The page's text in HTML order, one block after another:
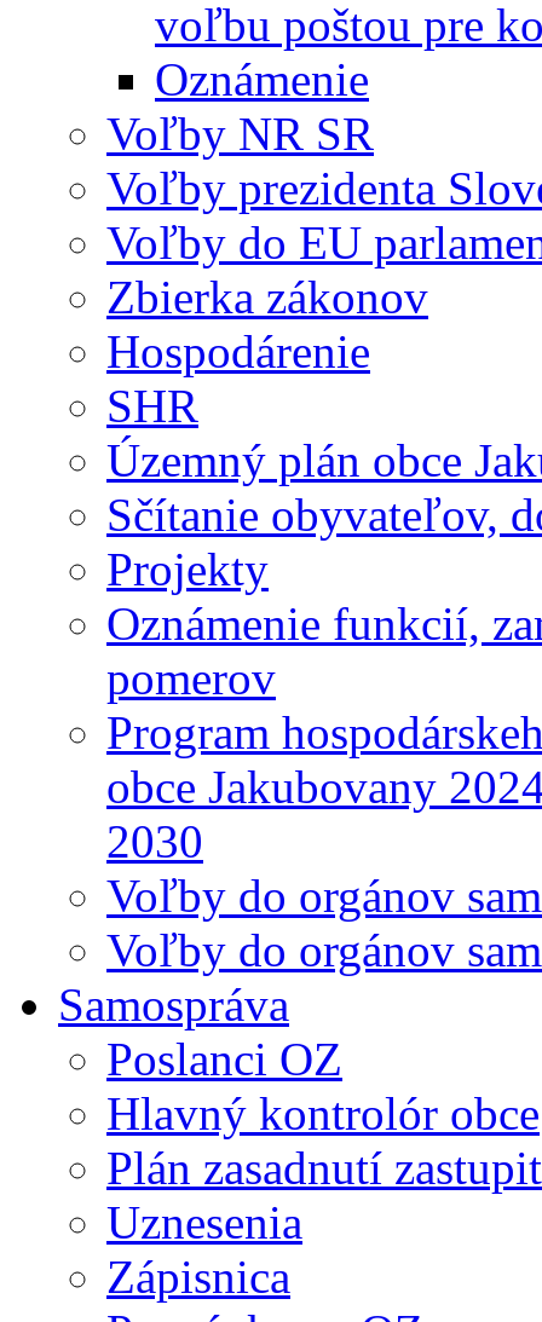
voľbu poštou pre
Oznámenie
Voľby NR SR
Voľby prezidenta
Voľby do EU
Zbierka zákonov
Hospodárenie
SHR
Územný plán obce
Sčítanie obyvateľov,
Projekty
Oznámenie funkcií,
pomerov
Program
obce Jakubovany
2030
Voľby do orgánov
Voľby do orgánov
Samospráva
Poslanci OZ
Hlavný kontrolór obce
Plán zasadnutí
Uznesenia
Zápisnica